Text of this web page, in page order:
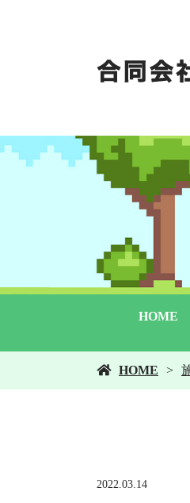
HOME
HOME
2022.03.14